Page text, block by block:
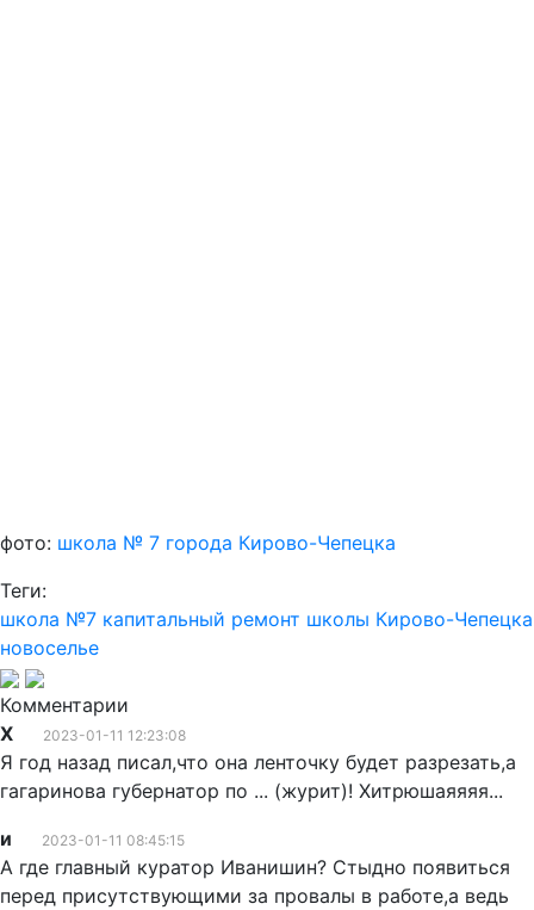
фото: школа № 7 города Кирово-Чепецка
Теги:
школа №7 капитальный ремонт школы Кирово-Чепецка
новоселье
Комментарии
Х
2023-01-11 12:23:08
Я год назад писал,что она ленточку будет разрезать,а
гагаринова губернатор по ... (журит)! Хитрюшаяяяя...
и
2023-01-11 08:45:15
А где главный куратор Иванишин? Стыдно появиться
перед присутствующими за провалы в работе,а ведь